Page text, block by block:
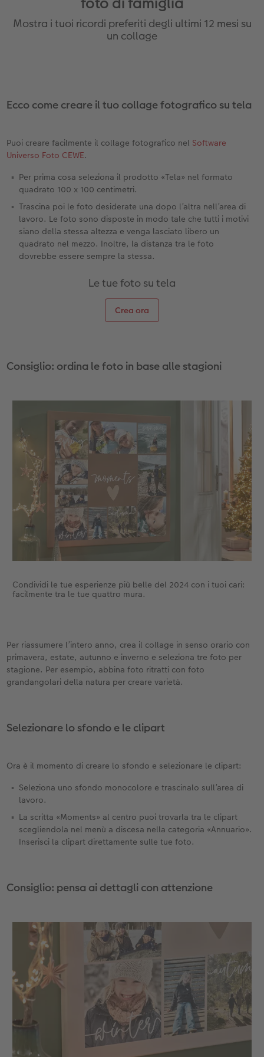
Custodia personalizzata
Tasca interna
Come ordinare
Esempi di clienti
Storie dei clienti
Coffeetable Book «Art Collection»
Accessori
Nature Prints
Poster premium
Fototessere
Accessori
Poster con mappa
Collage fotografico
Foto su legno
Poster Gallery
Poster su forex
Mosaico
Consigli decorazione murale
Accessori
Altre occasioni
Biglietti pieghevoli
Giochi
Scuola e ufficio
Foto-box regalo
Idee regalo
Buono regalo CEWE
Barattolo per croccantini con foto
Novità
Cover in silicone
Cover rigide
Con design
Calendari da parete con design
Calendario da parete A4
Accessori
Cartoline fotografiche istantanee
Set di foto istantanee
Trova la filiale
per il compleanno
Regali per la festa della mamma
per l’addio al nubilato
Matrimonio
Annuario
App
Mostra i tuoi ricordi preferiti degli ultimi 12 mesi su
un collage
Ecco come creare il tuo collage fotografico su tela
Puoi creare facilmente il collage fotografico nel Software
Universo Foto CEWE.
Per prima cosa seleziona il prodotto «Tela» nel formato
quadrato 100 x 100 centimetri.
Trascina poi le foto desiderate una dopo l’altra nell’area di
lavoro. Le foto sono disposte in modo tale che tutti i motivi
siano della stessa altezza e venga lasciato libero un
quadrato nel mezzo. Inoltre, la distanza tra le foto
dovrebbe essere sempre la stessa.
Le tue foto su tela
Crea ora
Consiglio: ordina le foto in base alle stagioni
Condividi le tue esperienze più belle del 2024 con i tuoi cari:
facilmente tra le tue quattro mura.
Per riassumere l’intero anno, crea il collage in senso orario con
primavera, estate, autunno e inverno e seleziona tre foto per
stagione. Per esempio, abbina foto ritratti con foto
grandangolari della natura per creare varietà.
Selezionare lo sfondo e le clipart
Ora è il momento di creare lo sfondo e selezionare le clipart:
Seleziona uno sfondo monocolore e trascinalo sull’area di
lavoro.
La scritta «Moments» al centro puoi trovarla tra le clipart
scegliendola nel menù a discesa nella categoria «Annuario».
Inserisci la clipart direttamente sulle tue foto.
Consiglio: pensa ai dettagli con attenzione